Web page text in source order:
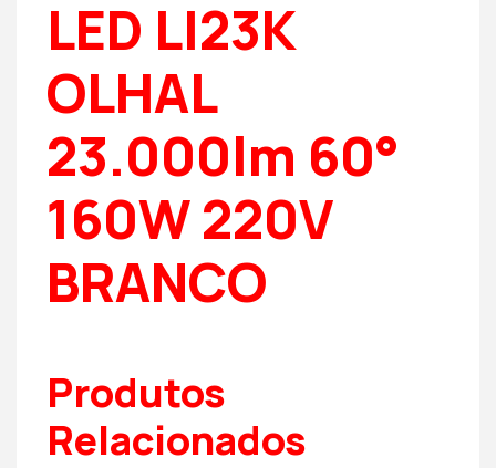
LED LI23K
OLHAL
23.000lm 60°
160W 220V
BRANCO
Produtos
Relacionados